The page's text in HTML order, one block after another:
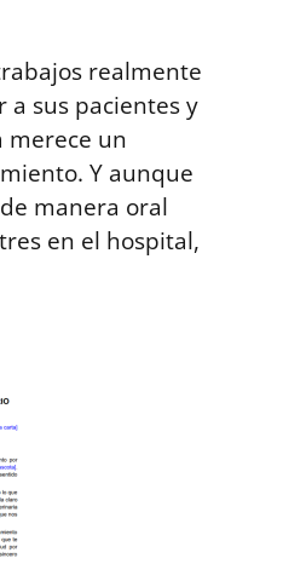
realmente
a sus pacientes y
merece un
Y aunque
manera oral
en el hospital,